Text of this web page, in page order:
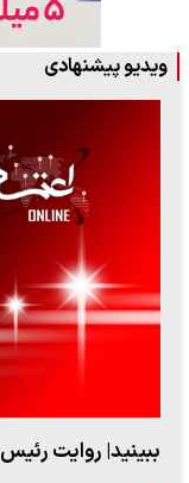
ویدیو پیشنهادی
پزشکیان: از حد و